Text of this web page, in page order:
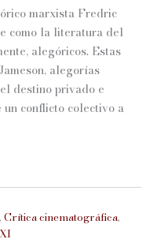
marxista Fredric
como la literatura del
alegóricos. Estas
alegorías
destino privado e
conflicto colectivo a
, Crítica cinematográfica,